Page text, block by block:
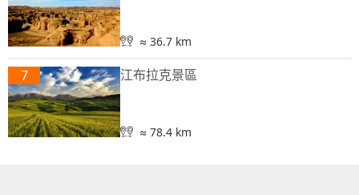
≈ 36.7 km
7 江布拉克景區
≈ 78.4 km